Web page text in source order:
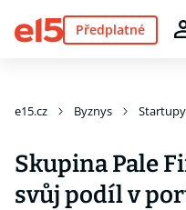
Předplatné
e15.cz Byznys Startupy
Skupina Pale
svůj podíl v